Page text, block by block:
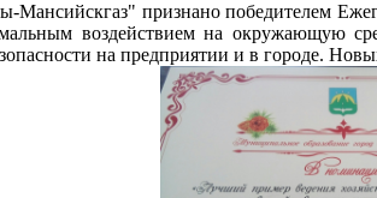
признано победителем
воздействием на окружающую
на предприятии и в городе.